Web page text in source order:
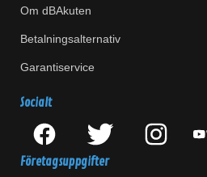
Om dBAkuten
Betalningsalternativ
Garantiservice
Socialt
Företagsuppgifter